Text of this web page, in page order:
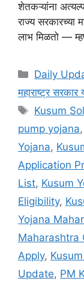
शेतकऱ्यांना
राज्य सरकारच्या
लाभ मिळतो —
Daily
महाराष्ट्र सरकार
Tags
Kusum
pump yojana,
Yojana,
Application
List, Kusum
Eligibility,
Yojana
Maharashtra
Apply,
Update, PM